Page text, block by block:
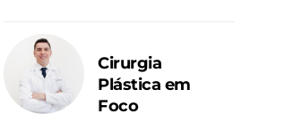
Cirurgia
Plástica em
Foco